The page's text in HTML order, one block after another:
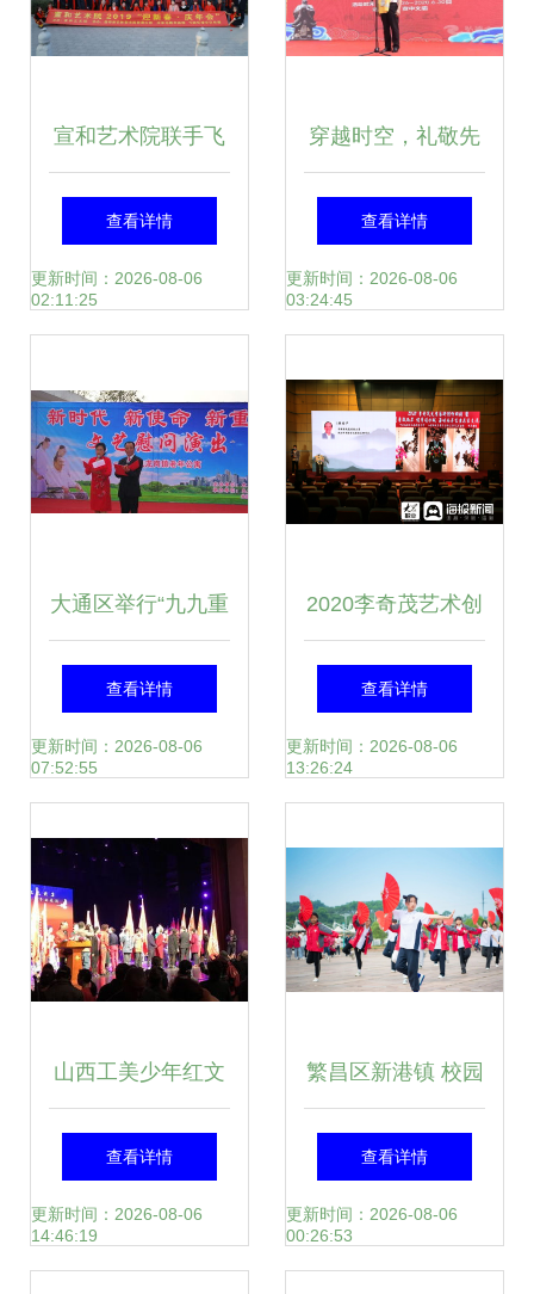
宣和艺术院联手飞
驰文化集团2018文
化交流活动回顾 艺
查看详情
更新时间：2026-08-06
02:11:25
穿越时空，礼敬先
贤 资中第二届国学
文化旅游周盛大开
查看详情
更新时间：2026-08-06
03:24:45
大通区举行“九九重
阳节 浓浓敬老
情”文艺慰问演出与
查看详情
更新时间：2026-08-06
07:52:55
2020李奇茂艺术创
作回顾暨海峡两岸
书画名家交流展在
艺术交流活动
查看详情
更新时间：2026-08-06
13:26:24
山西工美少年红文
工团助力省城文化
志愿者艺术总团成
查看详情
更新时间：2026-08-06
14:46:19
繁昌区新港镇 校园
艺术节舞动青春风
采 传承文明坚定文
查看详情
更新时间：2026-08-06
00:26:53